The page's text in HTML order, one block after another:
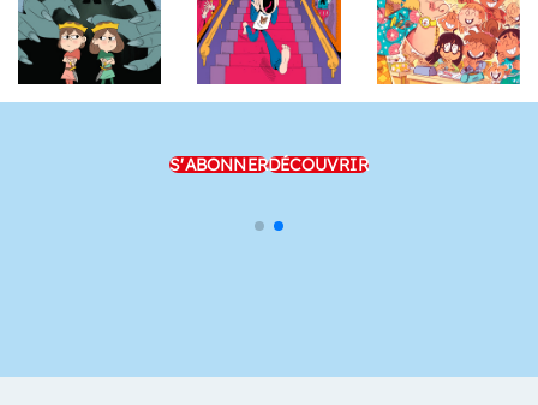
S'ABONNERDÉCOUVRIR